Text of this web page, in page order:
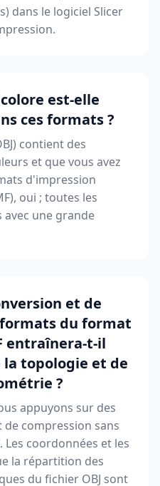
dans le logiciel Slicer
est-elle
ces formats ?
contient des
et que vous avez
d'impression
oui ; toutes les
une grande
et de
du format
entraînera-t-il
topologie et de
?
appuyons sur des
compression sans
Les coordonnées et les
la répartition des
du fichier OBJ sont